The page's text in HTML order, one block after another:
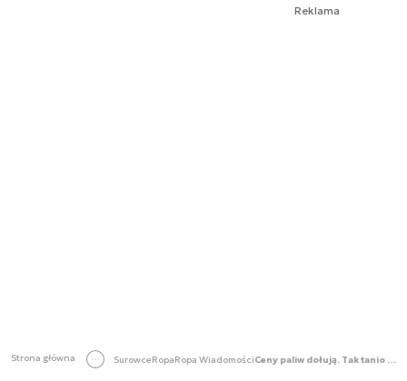
Reklama
Strona główna SurowceRopaRopa Wiadomości Ceny paliw dołują. Tak tanio nie było od 2022 roku